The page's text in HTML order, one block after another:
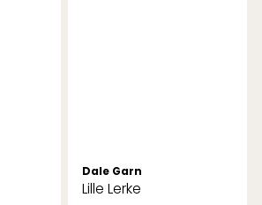
Dale Garn
Lille Lerke